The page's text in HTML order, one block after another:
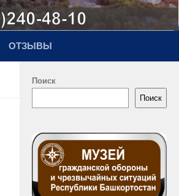
ОТЗЫВЫ
Поиск
Поиск